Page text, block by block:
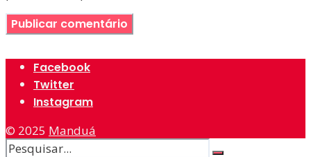
Facebook
Twitter
Instagram
© 2025 Manduá